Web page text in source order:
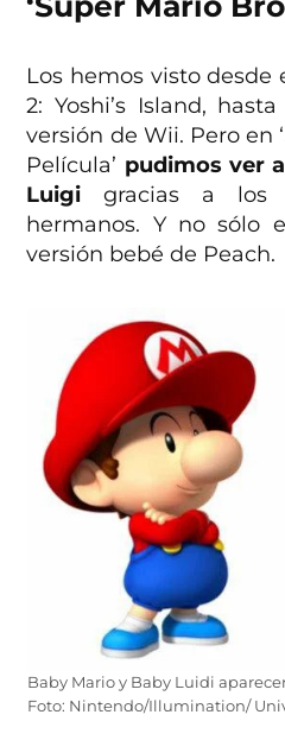
Los hemos visto desde
2: Yoshi’s Island,
versión de Wii. Pero en
Película’ pudimos ver
Luigigracias a los
hermanos. Y no sólo
versión bebé de Peach.
Baby Mario y Baby Luidi
Foto: Nintendo/Illumination/